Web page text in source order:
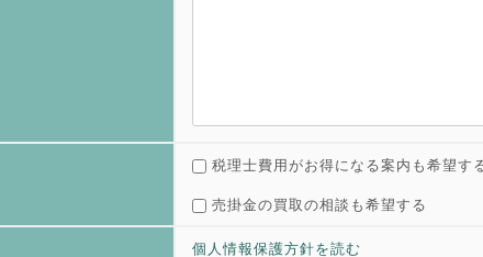
税理士費用がお得になる案内も希望す
売掛金の買取の相談も希望する
個人情報保護方針を読む